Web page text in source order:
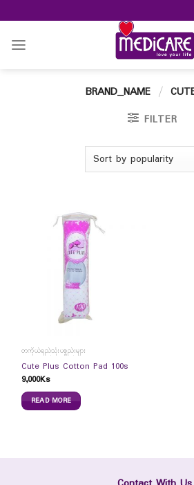
to
content
BRAND_NAME /
FILTER
တကိုယ်ရည်သုံးပစ္စည်းများ
Cute Plus Cotton Pad 100s
9,000Ks
READ MORE